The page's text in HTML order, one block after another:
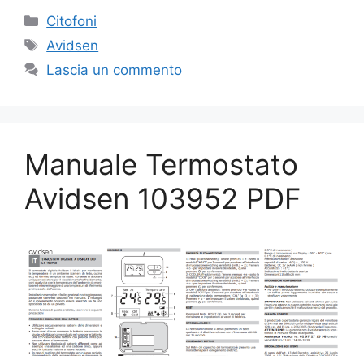
Categorie
Citofoni
Tag
Avidsen
Lascia un commento
Manuale Termostato
Avidsen 103952 PDF